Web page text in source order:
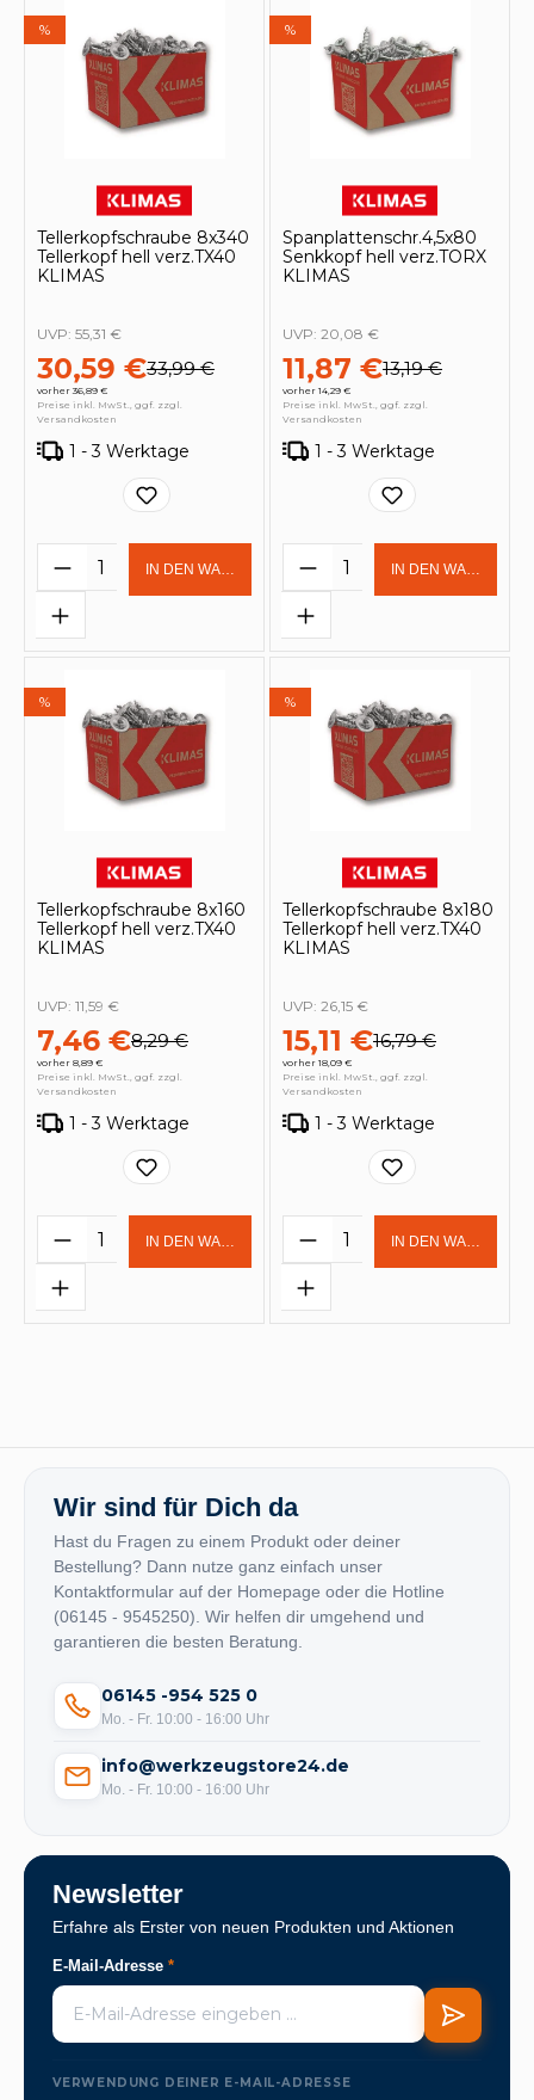
%
Tellerkopfschraube 8x340
Tellerkopf hell verz.TX40
KLIMAS
30,59 €33,99 €
vorher 36,89 €
UVP: 55,31 €
Preise inkl. MwSt., ggf. zzgl.
Versandkosten
1 - 3 Werktage
Produkt Anzahl: Gib den
IN DEN WARENKORB
%
Spanplattenschr.4,5x80
Senkkopf hell verz.TORX
KLIMAS
11,87 €13,19 €
vorher 14,29 €
UVP: 20,08 €
Preise inkl. MwSt., ggf. zzgl.
Versandkosten
1 - 3 Werktage
Produkt Anzahl:
IN DEN
%
Tellerkopfschraube 8x160
Tellerkopf hell verz.TX40
KLIMAS
7,46 €8,29 €
vorher 8,89 €
UVP: 11,59 €
Preise inkl. MwSt., ggf. zzgl.
Versandkosten
1 - 3 Werktage
Produkt Anzahl: Gib den
IN DEN WARENKORB
%
Tellerkopfschraube 8x180
Tellerkopf hell verz.TX40
KLIMAS
15,11 €16,79 €
vorher 18,09 €
UVP: 26,15 €
Preise inkl. MwSt., ggf. zzgl.
Versandkosten
1 - 3 Werktage
Produkt Anzahl:
IN DEN
Wir sind für Dich da
Hast du Fragen zu einem Produkt oder deiner
Bestellung? Dann nutze ganz einfach unser
Kontaktformular auf der Homepage oder die Hotline
(06145 - 9545250). Wir helfen dir umgehend und
garantieren die besten Beratung.
06145 -954 525 0
Mo. - Fr. 10:00 - 16:00 Uhr
info@werkzeugstore24.de
Mo. - Fr. 10:00 - 16:00 Uhr
Newsletter
Erfahre als Erster von neuen Produkten und Aktionen
E-Mail-Adresse *
VERWENDUNG DEINER E-MAIL-ADRESSE